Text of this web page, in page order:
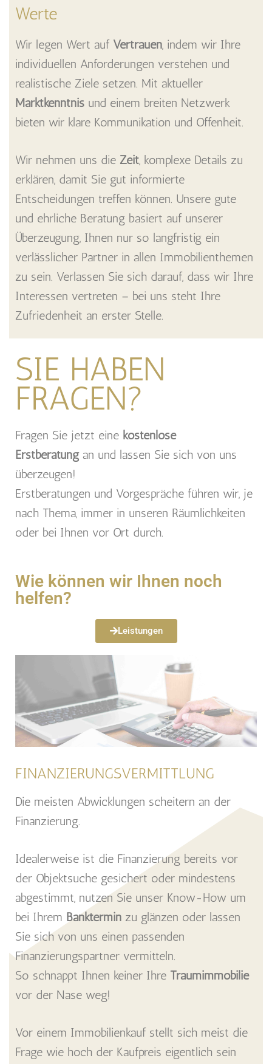
Werte
Wir legen Wert auf Vertrauen, indem wir Ihre
individuellen Anforderungen verstehen und
realistische Ziele setzen. Mit aktueller
Marktkenntnis und einem breiten Netzwerk
bieten wir klare Kommunikation und Offenheit.
Wir nehmen uns die Zeit, komplexe Details zu
erklären, damit Sie gut informierte
Entscheidungen treffen können. Unsere gute
und ehrliche Beratung basiert auf unserer
Überzeugung, Ihnen nur so langfristig ein
verlässlicher Partner in allen Immobilienthemen
zu sein. Verlassen Sie sich darauf, dass wir Ihre
Interessen vertreten – bei uns steht Ihre
Zufriedenheit an erster Stelle.
SIE HABEN
FRAGEN?
Fragen Sie jetzt eine kostenlose
Erstberatungan und lassen Sie sich von uns
überzeugen!
Erstberatungen und Vorgespräche führen wir, je
nach Thema, immer in unseren Räumlichkeiten
oder bei Ihnen vor Ort durch.
Wie können wir Ihnen noch
helfen?
Leistungen
FINANZIERUNGSVERMITTLUNG
Die meisten Abwicklungen scheitern an der
Finanzierung.
Idealerweise ist die Finanzierung bereits vor
der Objektsuche gesichert oder mindestens
abgestimmt, nutzen Sie unser Know-How um
bei Ihrem Banktermin zu glänzen oder lassen
Sie sich von uns einen passenden
Finanzierungspartner vermitteln.
So schnappt Ihnen keiner Ihre Traumimmobilie
vor der Nase weg!
Vor einem Immobilienkauf stellt sich meist die
Frage wie hoch der Kaufpreis eigentlich sein